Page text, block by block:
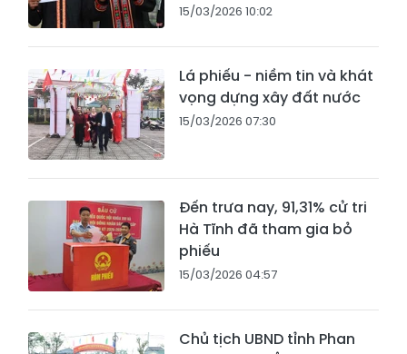
15/03/2026 10:02
Lá phiếu - niềm tin và khát
vọng dựng xây đất nước
15/03/2026 07:30
Đến trưa nay, 91,31% cử tri
Hà Tĩnh đã tham gia bỏ
phiếu
15/03/2026 04:57
Chủ tịch UBND tỉnh Phan